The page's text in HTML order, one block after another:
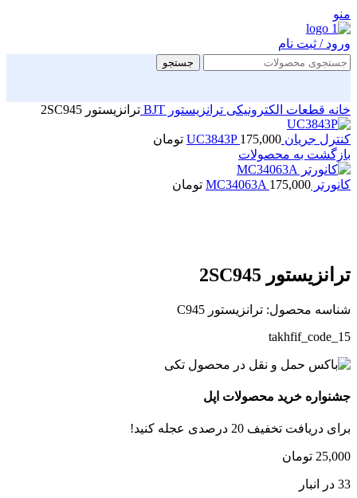
منو
ورود / ثبت نام
جستجو
خانه قطعات الکترونیکی ترانزیستور BJT ترانزیستور 2SC945
کنترل جریان UC3843P 175,000
تومان
بازگشت به محصولات
کانورتر MC34063A 175,000 تومان
ترانزیستور 2SC945
شناسه محصول: ترانزیستور C945
takhfif_code_15
جشنواره خرید محصولات اپل
برای دریافت تخفیف 20 درصدی عجله کنید!
25,000 تومان
33 در انبار